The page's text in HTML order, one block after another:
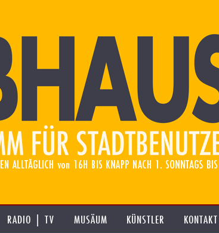
RADIO | TV MUSÄUM KÜNSTLER KONTAKT